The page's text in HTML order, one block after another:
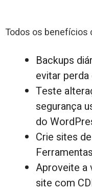
Todos os benefícios
Backups
evitar
Teste
segurança
do
Crie sites
Aproveite a
site com